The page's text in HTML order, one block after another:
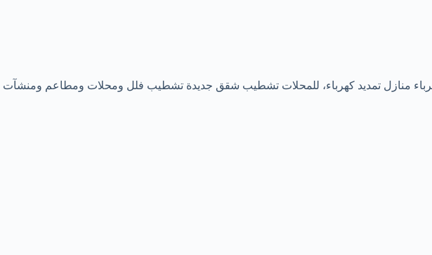
منازل تمديد كهرباء، للمحلات تشطيب شقق جديدة تشطيب فلل ومحلات ومطاعم ومنشآت